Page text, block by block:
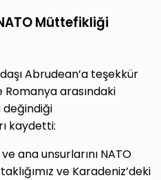
Müttefikliği
Abrudean’a teşekkür
arasındaki
değindiği
kaydetti:
ana unsurlarını NATO
ve Karadeniz’deki